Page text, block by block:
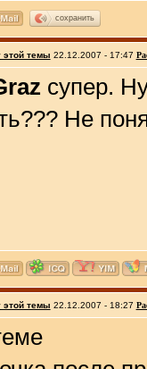
сохранить
этой темы 22.12.2007 - 17:47
супер.
Не
этой темы 22.12.2007 - 18:27